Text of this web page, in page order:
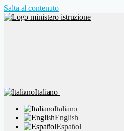
Salta al contenuto
Italiano
Italiano
English
Español